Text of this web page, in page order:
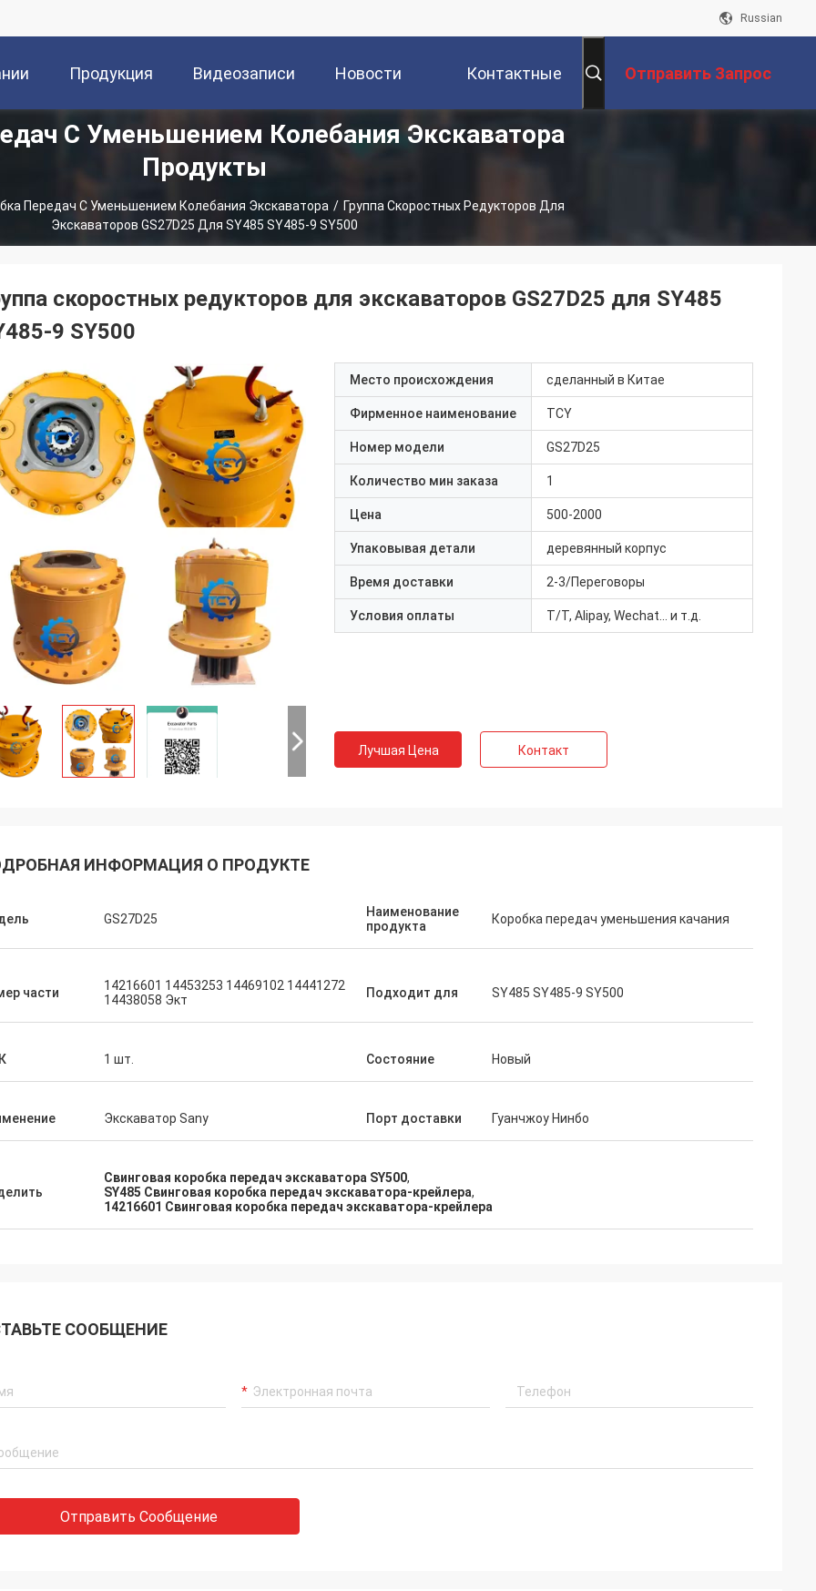
Russian
Продукция Видеозаписи Новости Контактные
Данные
Отправить Запрос
С Уменьшением Колебания Экскаватора
Продукты
Передач С Уменьшением Колебания Экскаватора / Группа Скоростных Редукторов Для
Экскаваторов GS27D25 Для SY485 SY485-9 SY500
скоростных редукторов для экскаваторов GS27D25 для SY485
9 SY500
Место происхождения сделанный в Китае
Фирменное наименование TCY
Номер модели GS27D25
Количество мин заказа 1
Цена 500-2000
Упаковывая детали деревянный корпус
Время доставки 2-3/Переговоры
Условия оплаты T/T, Alipay, Wechat... и т.д.
Лучшая Цена Контакт
ИНФОРМАЦИЯ О ПРОДУКТЕ
GS27D25
Наименование
продукта
Коробка передач уменьшения качания
части
14216601 14453253 14469102 14441272
14438058 Экт
Подходит для SY485 SY485-9 SY500
1 шт. Состояние Новый
Экскаватор Sany Порт доставки Гуанчжоу Нинбо
Свинговая коробка передач экскаватора SY500,
SY485 Свинговая коробка передач экскаватора-крейлера,
14216601 Свинговая коробка передач экскаватора-крейлера
СООБЩЕНИЕ
Отправить Сообщение